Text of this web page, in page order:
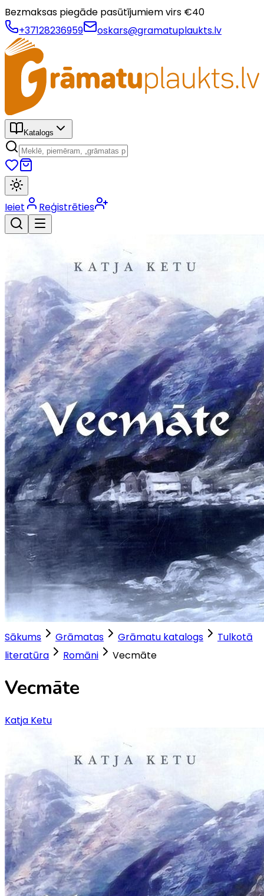
Bezmaksas piegāde pasūtījumiem virs €40
+37128236959
oskars@gramatuplaukts.lv
Katalogs
Ieiet Reģistrēties
Sākums Grāmatas Grāmatu katalogs
Tulkotā
literatūra
Romāni Vecmāte
Vecmāte
Katja Ketu